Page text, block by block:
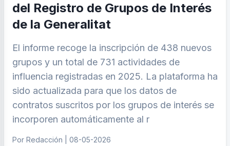
del Registro de Grupos de Interés
de la Generalitat
El informe recoge la inscripción de 438 nuevos
grupos y un total de 731 actividades de
influencia registradas en 2025. La plataforma ha
sido actualizada para que los datos de
contratos suscritos por los grupos de interés se
incorporen automáticamente al r
Por Redacción | 08-05-2026